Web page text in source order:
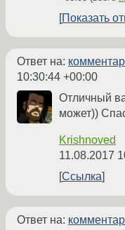
Показать
Ответ на:
10:30:44 +00:00
Отличный
может))
Krishnoved
11.08.2017
Ссылка
Ответ на: